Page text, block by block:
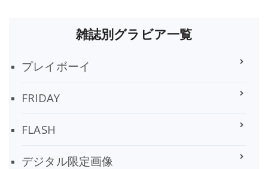
雑誌別グラビア一覧
プレイボーイ
FRIDAY
FLASH
デジタル限定画像